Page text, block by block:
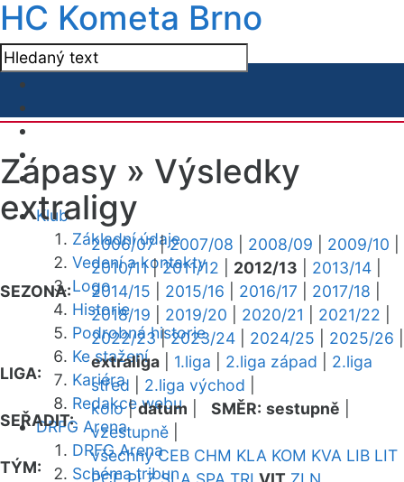
HC Kometa Brno
Klub
Základní údaje
Vedení a kontakty
Logo
Historie
Podrobná historie
Ke stažení
Kariéra
Redakce webu
DRFG Arena
DRFG Arena
Schéma tribun
Zápasy » Výsledky
extraligy
SEZONA:
2006/07|2007/08 2008/09 2009/10
2010/11|2011/12 2012/13 2013/14
2014/15
2015/16 2016/17 2017/18
2018/19
2019/20 2020/21 2021/22
2022/23|2023/24 2024/25 2025/26
LIGA:
extraliga 1.liga 2.liga západ
2.liga
střed
2.liga východ
SEŘADIT:
kolo|datum SMĚR: sestupně
vzestupně
TÝM:
všechny CEB CHM KLA KOM KVA LIB LIT